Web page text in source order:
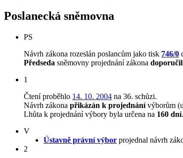
Poslanecká sněmovna
PS
Návrh zákona rozeslán poslancům jako tisk 746/0
Předseda sněmovny projednání zákona doporučil
1
Čtení proběhlo 14. 10. 2004 na 36. schůzi.
Návrh zákona přikázán k projednánívýborům
Lhůta k projednání výbory byla určena na 160 dní.
V
Ústavně právní výbor projednal návrh
2